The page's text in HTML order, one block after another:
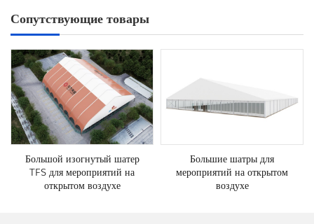
Сопутствующие товары
Большой изогнутый шатер
TFS для мероприятий на
открытом воздухе
Большие шатры для
мероприятий на открытом
воздухе